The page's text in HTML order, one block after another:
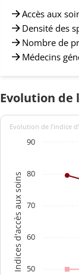
Accès aux
Densité des
Nombre de
Médecins
Evolution de
Indices d'accès aux soins
Evolution de l’indice
50
60
70
80
90